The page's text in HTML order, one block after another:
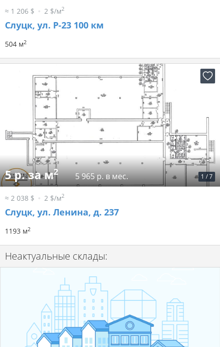
≈ 1 206 $ 2 $/м2
Слуцк, ул. Р-23 100 км
504 м2
1 /7
5 р. за м2 5 965 р. в мес.
≈ 2 038 $ 2 $/м2
Слуцк, ул. Ленина, д. 237
1193 м2
Неактуальные склады: